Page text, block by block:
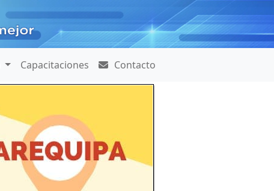
Capacitaciones Contacto